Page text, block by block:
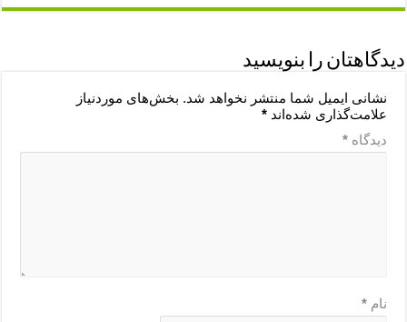
دیدگاهتان را بنویسید
نشانی ایمیل شما منتشر نخواهد شد. بخش‌های موردنیاز
علامت‌گذاری شده‌اند*
دیدگاه*
نام*